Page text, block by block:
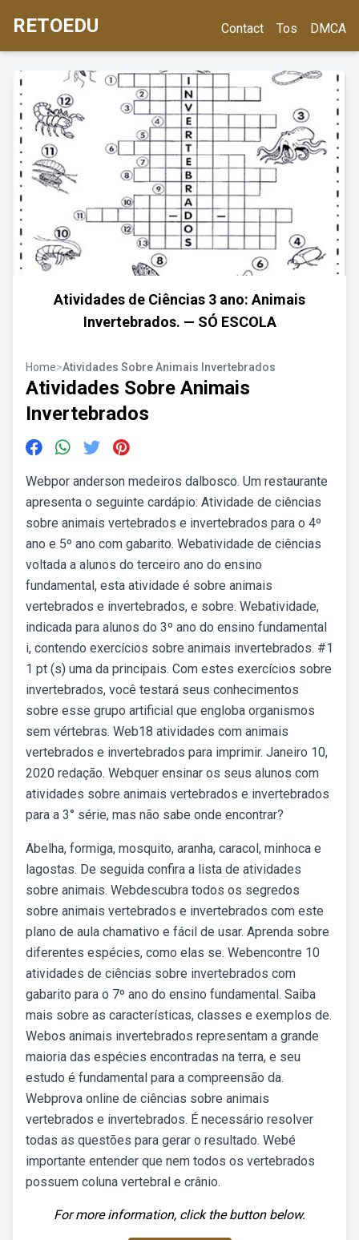
RETOEDU Contact Tos DMCA
Atividades de Ciências 3 ano: Animais
Invertebrados. — SÓ ESCOLA
Home>Atividades Sobre Animais Invertebrados
Atividades Sobre Animais
Invertebrados
Webpor anderson medeiros dalbosco. Um restaurante
apresenta o seguinte cardápio: Atividade de ciências
sobre animais vertebrados e invertebrados para o 4º
ano e 5º ano com gabarito. Webatividade de ciências
voltada a alunos do terceiro ano do ensino
fundamental, esta atividade é sobre animais
vertebrados e invertebrados, e sobre. Webatividade,
indicada para alunos do 3º ano do ensino fundamental
i, contendo exercícios sobre animais invertebrados. #1
1 pt (s) uma da principais. Com estes exercícios sobre
invertebrados, você testará seus conhecimentos
sobre esse grupo artificial que engloba organismos
sem vértebras. Web18 atividades com animais
vertebrados e invertebrados para imprimir. Janeiro 10,
2020 redação. Webquer ensinar os seus alunos com
atividades sobre animais vertebrados e invertebrados
para a 3° série, mas não sabe onde encontrar?
Abelha, formiga, mosquito, aranha, caracol, minhoca e
lagostas. De seguida confira a lista de atividades
sobre animais. Webdescubra todos os segredos
sobre animais vertebrados e invertebrados com este
plano de aula chamativo e fácil de usar. Aprenda sobre
diferentes espécies, como elas se. Webencontre 10
atividades de ciências sobre invertebrados com
gabarito para o 7º ano do ensino fundamental. Saiba
mais sobre as características, classes e exemplos de.
Webos animais invertebrados representam a grande
maioria das espécies encontradas na terra, e seu
estudo é fundamental para a compreensão da.
Webprova online de ciências sobre animais
vertebrados e invertebrados. É necessário resolver
todas as questões para gerar o resultado. Webé
importante entender que nem todos os vertebrados
possuem coluna vertebral e crânio.
For more information, click the button below.